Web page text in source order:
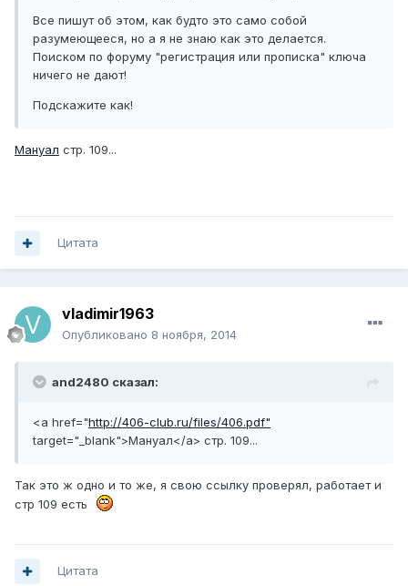
Все пишут об этом, как будто это само собой
разумеющееся, но а я не знаю как это делается.
Поиском по форуму "регистрация или прописка" ключа
ничего не дают!
Подскажите как!
Мануал стр. 109...
Цитата
vladimir1963
Опубликовано 8 ноября, 2014
and2480 сказал:
<a href="http://406-club.ru/files/406.pdf"
target="_blank">Мануал</a> стр. 109...
Так это ж одно и то же, я свою ссылку проверял, работает и
стр 109 есть
Цитата